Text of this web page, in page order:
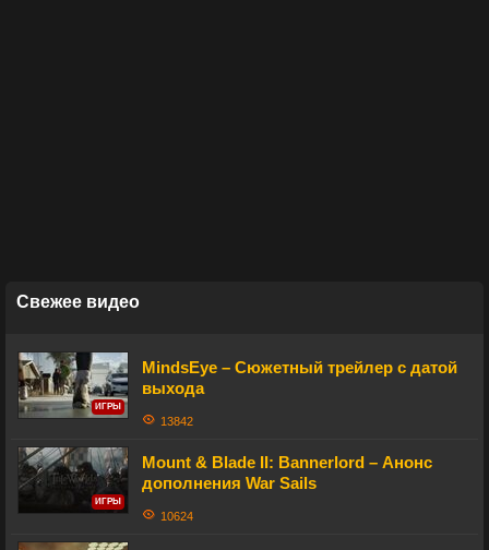
Свежее видео
ИГРЫ
MindsEye – Сюжетный трейлер с датой
выхода
13842
ИГРЫ
Mount & Blade II: Bannerlord – Анонс
дополнения War Sails
10624